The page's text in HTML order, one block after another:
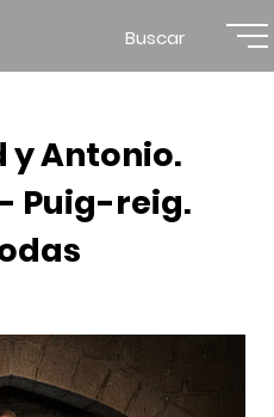
Buscar
y Antonio.
Puig-reig.